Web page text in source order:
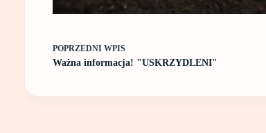
POPRZEDNI WPIS
Ważna informacja! "USKRZYDLENI"